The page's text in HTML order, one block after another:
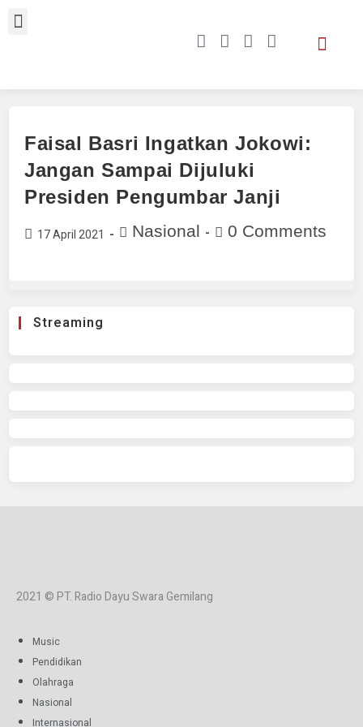
Faisal Basri Ingatkan Jokowi:
Jangan Sampai Dijuluki
Presiden Pengumbar Janji
17 April 2021 Nasional 0 Comments
Streaming
2021 © PT. Radio Dayu Swara Gemilang
Music
Pendidikan
Olahraga
Nasional
Internasional